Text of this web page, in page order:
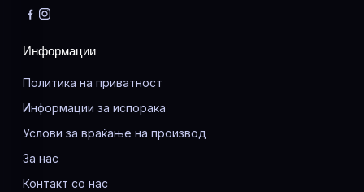
Информации
Политика на приватност
Информации за испорака
Услови за враќање на производ
За нас
Контакт со нас